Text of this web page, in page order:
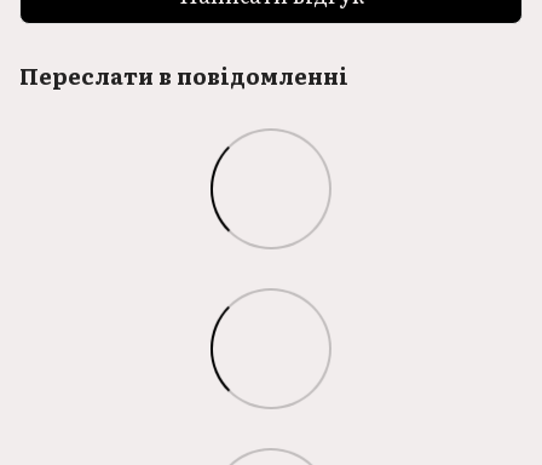
Переслати в повідомленні